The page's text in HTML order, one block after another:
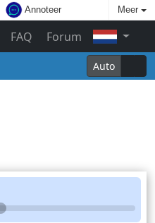
Annoteer Meer
FAQ
Forum
Auto